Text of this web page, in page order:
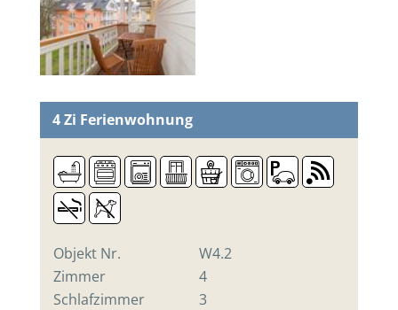
4 Zi Ferienwohnung
Objekt Nr.
W4.2
Zimmer
4
Schlafzimmer
3